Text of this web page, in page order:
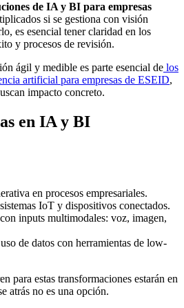
de IA y BI para empresas
si se gestiona con visión
es esencial tener claridad en los
y procesos de revisión.
ágil y medible es parte esencial de los
artificial para empresas de ESEID,
impacto concreto.
en IA y BI
en procesos empresariales.
IoT y dispositivos conectados.
inputs multimodales: voz, imagen,
de datos con herramientas de low-
para estas transformaciones estarán en
atrás no es una opción.